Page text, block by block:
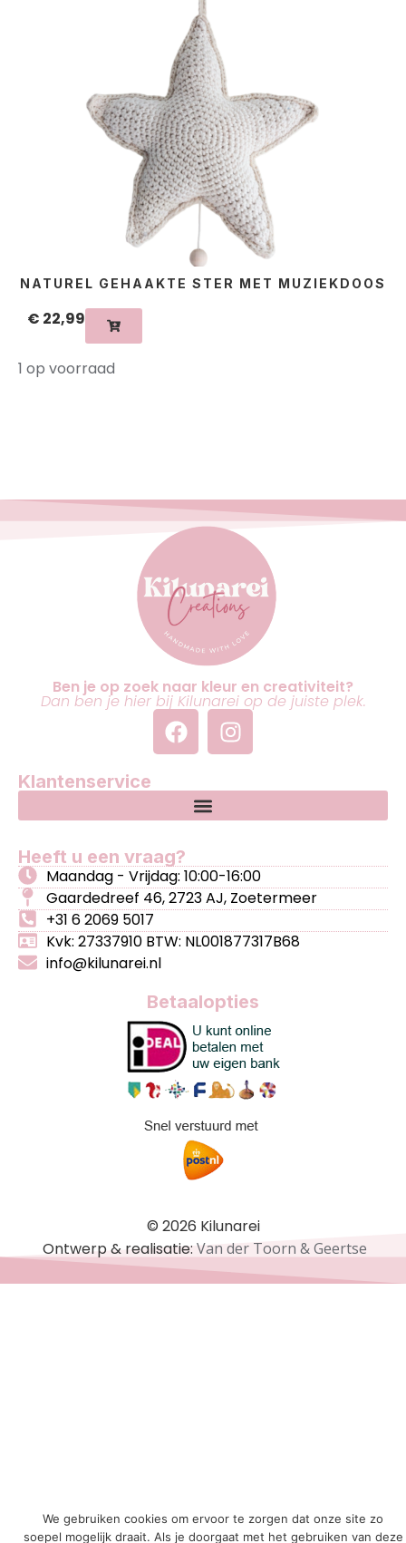
NATUREL GEHAAKTE STER MET MUZIEKDOOS
€ 22,99
1 op voorraad
Ben je op zoek naar kleur en creativiteit?
Dan ben je hier bij Kilunarei op de juiste plek.
Klantenservice
Heeft u een vraag?
Maandag - Vrijdag: 10:00-16:00
Gaardedreef 46, 2723 AJ, Zoetermeer
+31 6 2069 5017
Kvk: 27337910 BTW: NL001877317B68
info@kilunarei.nl
Betaalopties
© 2026 Kilunarei
Ontwerp & realisatie:Van der Toorn & Geertse
We gebruiken cookies om ervoor te zorgen dat onze site zo
soepel mogelijk draait. Als je doorgaat met het gebruiken van deze